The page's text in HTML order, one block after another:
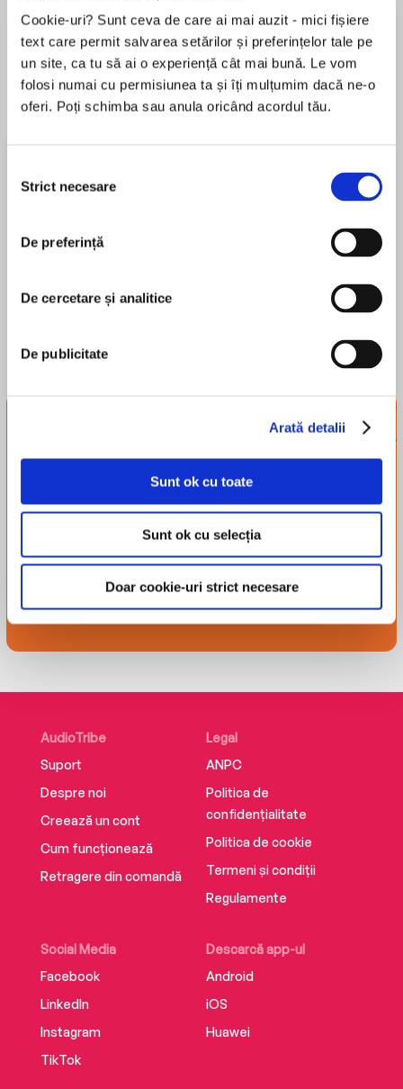
Cookie-uri? Sunt ceva de care ai mai auzit - mici fișiere
text care permit salvarea setărilor și preferințelor tale pe
un site, ca tu să ai o experiență cât mai bună. Le vom
folosi numai cu permisiunea ta și îți mulțumim dacă ne-o
oferi. Poți schimba sau anula oricând acordul tău.
consimțământului
Strict necesare
De preferință
De cercetare și analitice
De publicitate
Arată detalii
Sunt ok cu toate
Sunt ok cu selecția
Doar cookie-uri strict necesare
Elita de Argint (Elita
de...
Dani Francis
Diavolul se îmbracă de
la...
Lauren Weisberger
Migdală
Sohn Won-pyung
MAI MULT
pentru această carte
tribului
Înscrie-te și-ți trimitem
lucruri simpatice.
Înscriere
AudioTribe
Suport
Despre noi
Creează un cont
Cum funcționează
Retragere din comandă
Social Media
Facebook
LinkedIn
Instagram
TikTok
Descarcă app-ul
Android
iOS
Huawei
Legal
ANPC
Politica de
confidențialitate
Politica de cookie
Termeni și condiții
Regulamente